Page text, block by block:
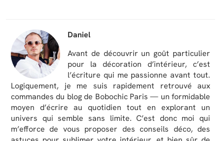
Daniel
Avant de découvrir un goût particulier
pour la décoration d’intérieur, c’est
l’écriture qui me passionne avant tout.
Logiquement, je me suis rapidement retrouvé aux
commandes du blog de Bobochic Paris — un formidable
moyen d’écrire au quotidien tout en explorant un
univers qui semble sans limite. C’est donc moi qui
m’efforce de vous proposer des conseils déco, des